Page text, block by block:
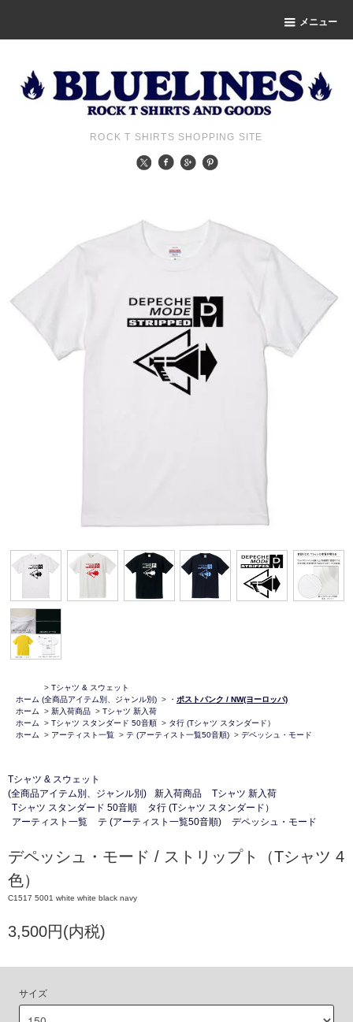
メニュー
ROCK T SHIRTS SHOPPING SITE
ホーム
> Tシャツ & スウェット
(全商品アイテム別、ジャンル別) > ・ ポストパンク / NW(ヨーロッパ)
ホーム
> 新入荷商品 > Tシャツ 新入荷
ホーム
> Tシャツ スタンダード 50音順 > タ行 (Tシャツ スタンダード）
ホーム
> アーティスト一覧 > テ (アーティスト一覧50音順) > デペッシュ・モード
Tシャツ & スウェット
(全商品アイテム別、ジャンル別)
新入荷商品
Tシャツ 新入荷
Tシャツ スタンダード 50音順
タ行 (Tシャツ スタンダード）
アーティスト一覧
テ (アーティスト一覧50音順) デペッシュ・モード
デペッシュ・モード / ストリップト（Tシャツ 4
色）
C1517 5001 white white black navy
3,500円(内税)
サイズ